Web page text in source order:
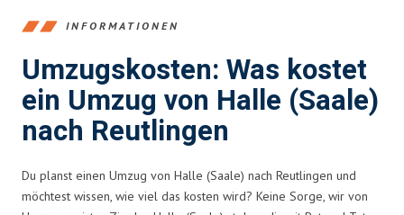
INFORMATIONEN
Umzugskosten: Was kostet
ein Umzug von Halle (Saale)
nach Reutlingen
Du planst einen Umzug von Halle (Saale) nach Reutlingen und
möchtest wissen, wie viel das kosten wird? Keine Sorge, wir von